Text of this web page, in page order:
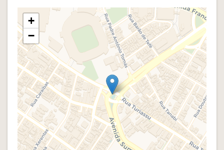
+
−